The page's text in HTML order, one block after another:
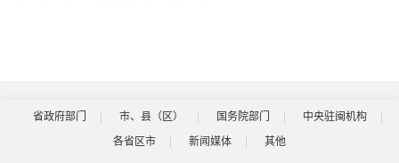
省政府部门 市、县（区） 国务院部门
中央驻闽机构
各省区市
新闻媒体 其他